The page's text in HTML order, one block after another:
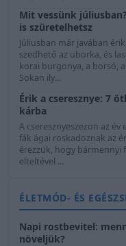
Mit vessünk
is szüretelhetsz
Júliusban már javában
szedhető az uborka, és
korai burgonya, a borsó,
Sokan ily...
Érik a cseresznye: 7
kárba
A cseresznyeszezon az
fák ágai roskadoznak az
érezzük, hogy bármennyi
elteltével ...
ÉLETMÓD- ÉS
Napi rostbevitel:
növeljük?